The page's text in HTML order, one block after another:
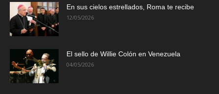
En sus cielos estrellados, Roma te recibe
12/05/2026
El sello de Willie Colón en Venezuela
04/05/2026